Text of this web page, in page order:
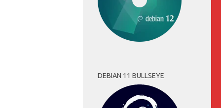
DEBIAN 11 BULLSEYE